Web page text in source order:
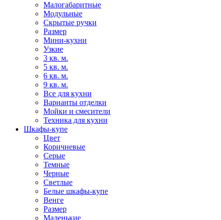
Малогабаритные
Модульные
Скрытые ручки
Размер
Мини-кухни
Узкие
3 кв. м.
5 кв. м.
6 кв. м.
9 кв. м.
Все для кухни
Варианты отделки
Мойки и смесители
Техника для кухни
Шкафы-купе
Цвет
Коричневые
Серые
Темные
Черные
Светлые
Белые шкафы-купе
Венге
Размер
Маленькие